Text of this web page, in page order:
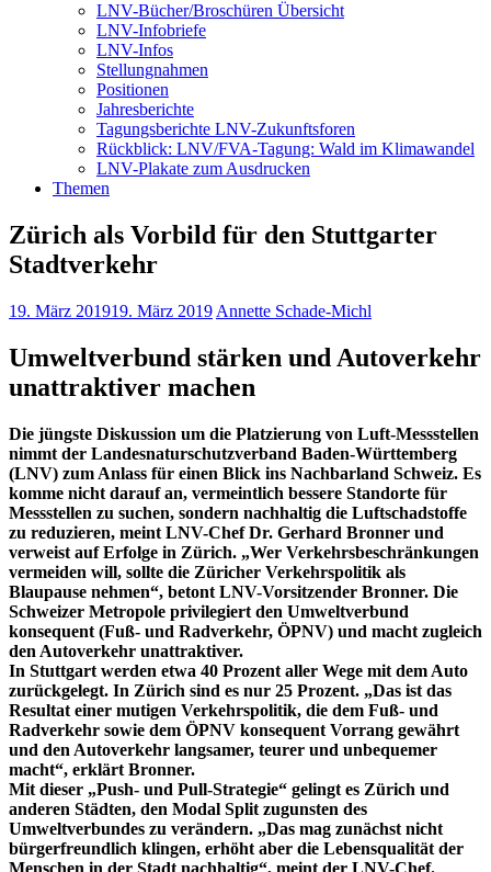
LNV-Bücher/Broschüren Übersicht
LNV-Infobriefe
LNV-Infos
Stellungnahmen
Positionen
Jahresberichte
Tagungsberichte LNV-Zukunftsforen
Rückblick: LNV/FVA-Tagung: Wald im Klimawandel
LNV-Plakate zum Ausdrucken
Themen
Zürich als Vorbild für den Stuttgarter
Stadtverkehr
19. März 201919. März 2019 Annette Schade-Michl
Umweltverbund stärken und Autoverkehr
unattraktiver machen
Die jüngste Diskussion um die Platzierung von Luft-Messstellen
nimmt der Landesnaturschutzverband Baden-Württemberg
(LNV) zum Anlass für einen Blick ins Nachbarland Schweiz. Es
komme nicht darauf an, vermeintlich bessere Standorte für
Messstellen zu suchen, sondern nachhaltig die Luftschadstoffe
zu reduzieren, meint LNV-Chef Dr. Gerhard Bronner und
verweist auf Erfolge in Zürich. „Wer Verkehrsbeschränkungen
vermeiden will, sollte die Züricher Verkehrspolitik als
Blaupause nehmen“, betont LNV-Vorsitzender Bronner. Die
Schweizer Metropole privilegiert den Umweltverbund
konsequent (Fuß- und Radverkehr, ÖPNV) und macht zugleich
den Autoverkehr unattraktiver.
In Stuttgart werden etwa 40 Prozent aller Wege mit dem Auto
zurückgelegt. In Zürich sind es nur 25 Prozent. „Das ist das
Resultat einer mutigen Verkehrspolitik, die dem Fuß- und
Radverkehr sowie dem ÖPNV konsequent Vorrang gewährt
und den Autoverkehr langsamer, teurer und unbequemer
macht“, erklärt Bronner.
Mit dieser „Push- und Pull-Strategie“ gelingt es Zürich und
anderen Städten, den Modal Split zugunsten des
Umweltverbundes zu verändern. „Das mag zunächst nicht
bürgerfreundlich klingen, erhöht aber die Lebensqualität der
Menschen in der Stadt nachhaltig“, meint der LNV-Chef.